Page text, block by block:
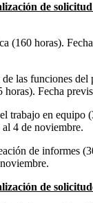
de
(160 horas).
las funciones del
horas). Fecha
trabajo en equipo
4 de noviembre.
de informes
de